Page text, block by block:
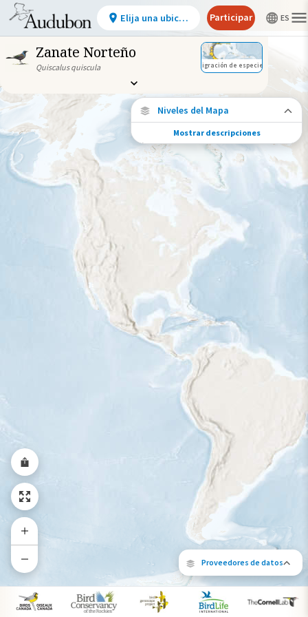
Zanate Norteño
Quiscalus quiscula Migración de especies
Proveedores de datos
Niveles del Mapa
Conexiones de especies
Elija cualquier ubicación en el mapa para
ver dónde más se han vuelto a encontrar
aves marcadas de esta especie.
Ubicaciones con disponibilidad
Ubicaciones conectadas
Gama de especies por estación
Gama de verano
Rango de invierno
Rango a lo largo del año
Mostrar descripciones
Elija una ubicación Participar